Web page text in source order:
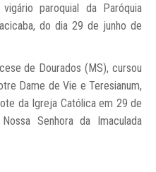
paroquial da Paróquia
do dia 29 de junho de
de Dourados (MS), cursou
Dame de Vie e Teresianum,
da Igreja Católica em 29 de
Senhora da Imaculada